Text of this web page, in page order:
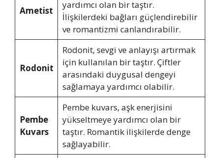
Ametist
yardımcı olan bir taştır.
İlişkilerdeki bağları güçlendirebilir
ve romantizmi canlandırabilir.
Rodonit
Rodonit, sevgi ve anlayışı artırmak
için kullanılan bir taştır. Çiftler
arasındaki duygusal dengeyi
sağlamaya yardımcı olabilir.
Pembe
Kuvars
Pembe kuvars, aşk enerjisini
yükseltmeye yardımcı olan bir
taştır. Romantik ilişkilerde denge
sağlayabilir.